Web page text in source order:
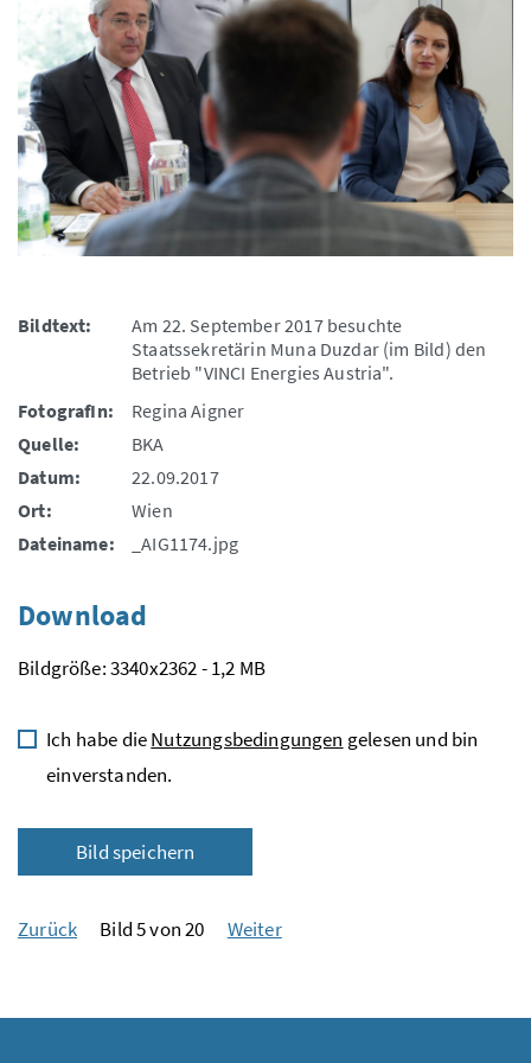
Bildtext:
Am 22. September 2017 besuchte
Staatssekretärin Muna Duzdar (im Bild) den
Betrieb "VINCI Energies Austria".
FotografIn:
Regina Aigner
Quelle:
BKA
Datum:
22.09.2017
Ort:
Wien
Dateiname:
_AIG1174.jpg
Download
Bildgröße: 3340x2362 - 1,2 MB
Ich habe dieNutzungsbedingungen gelesen und bin
einverstanden.
Bild speichern
Zurück Bild 5 von 20 Weiter